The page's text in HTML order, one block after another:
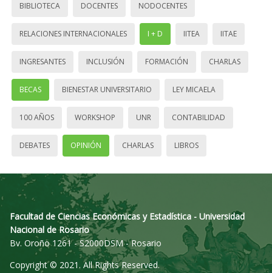
BIBLIOTECA DOCENTES NODOCENTES
RELACIONES INTERNACIONALES I + D IITEA IITAE
INGRESANTES INCLUSIÓN FORMACIÓN CHARLAS
BECAS BIENESTAR UNIVERSITARIO LEY MICAELA
100 AÑOS WORKSHOP UNR CONTABILIDAD
DEBATES OPINIÓN CHARLAS LIBROS
Facultad de Ciencias Económicas y Estadística - Universidad
Nacional de Rosario
Bv. Oroño 1261 - S2000DSM - Rosario
Copyright © 2021. All Rights Reserved.